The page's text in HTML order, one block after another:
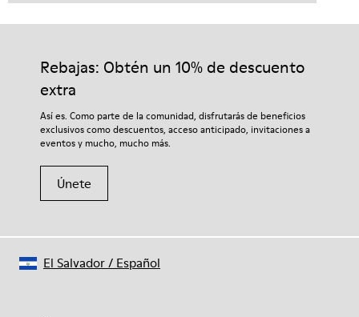
Rebajas: Obtén un 10% de descuento
extra
Así es. Como parte de la comunidad, disfrutarás de beneficios
exclusivos como descuentos, acceso anticipado, invitaciones a
eventos y mucho, mucho más.
Únete
El Salvador/ Español